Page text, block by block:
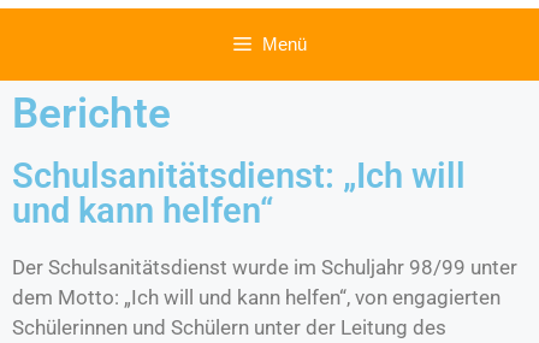
Menü
Berichte
Schulsanitätsdienst: „Ich will
und kann helfen“
Der Schulsanitätsdienst wurde im Schuljahr 98/99 unter
dem Motto: „Ich will und kann helfen“, von engagierten
Schülerinnen und Schülern unter der Leitung des